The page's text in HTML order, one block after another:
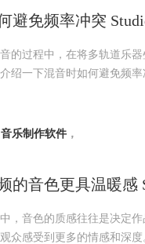
避免频率冲突
的过程中，在将多轨道乐
绍一下混音时如何避免频率
音乐制作软件 ，
的音色更具温暖感
，音色的质感往往是决定
众感受到更多的情感和深